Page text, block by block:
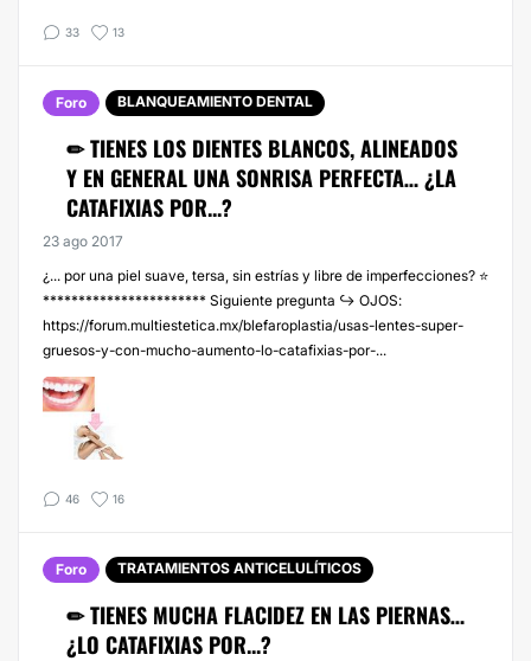
33 13
Foro BLANQUEAMIENTO DENTAL
✏ TIENES LOS DIENTES BLANCOS, ALINEADOS
Y EN GENERAL UNA SONRISA PERFECTA… ¿LA
CATAFIXIAS POR...?
23 ago 2017
¿... por una piel suave, tersa, sin estrías y libre de imperfecciones? ⭐
*********************** Siguiente pregunta ↪️ OJOS:
https://forum.multiestetica.mx/blefaroplastia/usas-lentes-super-
gruesos-y-con-mucho-aumento-lo-catafixias-por-...
46 16
Foro TRATAMIENTOS ANTICELULÍTICOS
✏ TIENES MUCHA FLACIDEZ EN LAS PIERNAS…
¿LO CATAFIXIAS POR...?